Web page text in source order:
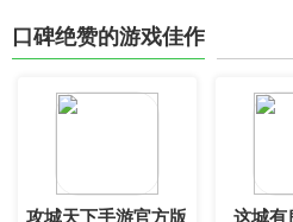
口碑绝赞的游戏佳作
攻城天下手游官方版 这城有